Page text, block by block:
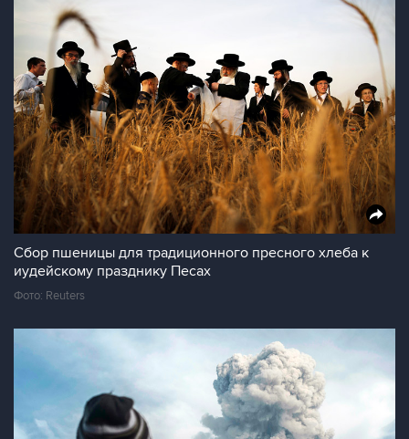
Сбор пшеницы для традиционного пресного хлеба к
иудейскому празднику Песах
Фото: Reuters